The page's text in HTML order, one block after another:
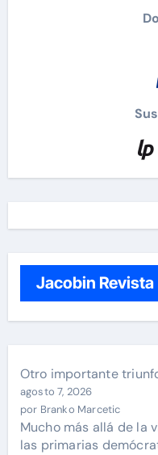
Jacobin Revista
Otro importante
agosto 7, 2026
por Branko Marcetic
Mucho más allá de la
las primarias